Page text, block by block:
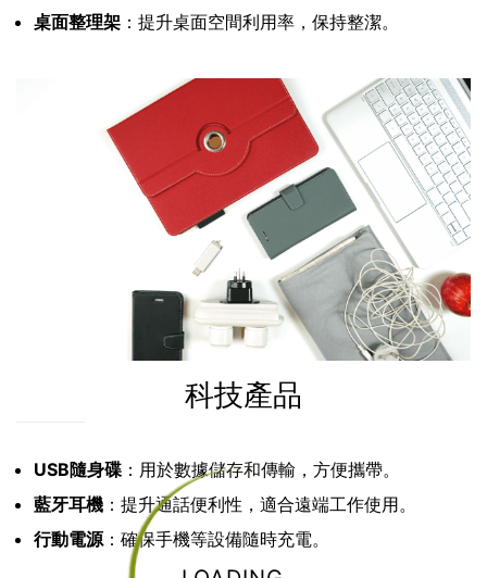
桌面整理架 ：提升桌面空間利用率，保持整潔。
科技產品
USB隨身碟 ：用於數據儲存和傳輸，方便攜帶。
藍牙耳機 ：提升通話便利性，適合遠端工作使用。
行動電源：確保手機等設備隨時充電。